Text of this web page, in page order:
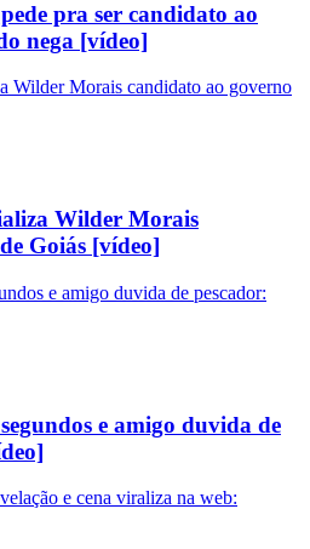
pra ser candidato ao
nega [vídeo]
Wilder Morais
Goiás [vídeo]
e amigo duvida de